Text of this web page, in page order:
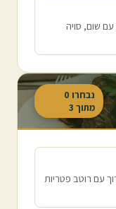
שום, סויה
נבחרו 0
מתוך 3
עם רוטב פטריות